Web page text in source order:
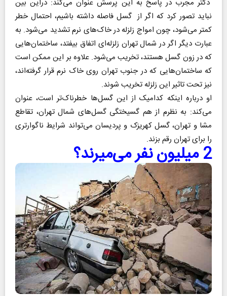
دکتر مجرب در پاسخ به این پرسش عنوان می‌کند:‌ دراین بین
نباید تصور کرد که اگر از گسل فاصله داشته باشیم، احتمال خطر
کمتر می‌شود، چون امواج زلزله در خاک‌های نرم تشدید می‌شود. به
عبارت دیگر اگر در شمال تهران زلزله‌ای اتفاق بیفتد، ساختمان‌هایی
که در زون گسل هستند، تخریب می‌شود. علاوه بر این ممکن است
که ساختمان‌هایی که در جنوب تهران روی خاک نرم قرار گرفته‌اند،
نیز‌ تحت تاثیر این زلزله تخریب ‌‌شوند.
او درباره اینکه کدامیک از این گسل‌ها خطرناک‌تر است، عنوان
می‌کند: به نظرم از هم گسیختگی گسل‌های شمال تهران، تقاطع
مشا و تهران، گسل کهریزک و پردیسان می‌تواند شرایط ناگوارتری
را برای تهران رقم بزند.
2 میلیون نفر می‌میرند؟